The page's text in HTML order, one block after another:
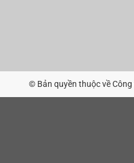
© Bản quyền thuộc về